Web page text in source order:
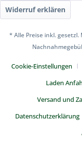
Widerruf erklären
* Alle Preise inkl.
Cookie-Einstellungen
Laden
Versand und
Datenschutzerklärung